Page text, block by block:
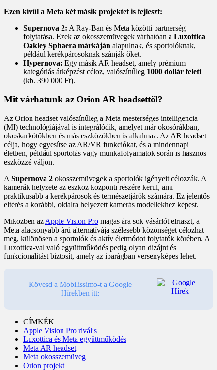
Ezen kívül a Meta két másik projektet is fejleszt:
Supernova 2: A Ray-Ban és Meta közötti partnerség
folytatása. Ezek az okosszemüvegek várhatóan a Luxottica
Oakley Sphaera márkáján alapulnak, és sportolóknak,
például kerékpárosoknak szánják őket.
Hypernova: Egy másik AR headset, amely prémium
kategóriás árképzést céloz, valószínűleg 1000 dollár felett
(kb. 390 000 Ft).
Mit várhatunk az Orion AR headsettől?
Az Orion headset valószínűleg a Meta mesterséges intelligencia
(MI) technológiájával is integrálódik, amelyet már okosórákban,
okoskarkötőkben és más eszközökben is alkalmaz. Az AR headset
célja, hogy egyesítse az AR/VR funkciókat, és a mindennapi
életben, például sportolás vagy munkafolyamatok során is hasznos
eszközzé váljon.
A Supernova 2 okosszemüvegek a sportolók igényeit célozzák. A
kamerák helyzete az eszköz központi részére kerül, ami
praktikusabb a kerékpárosok és természetjárók számára. Ez jelentős
eltérés a korábbi, oldalra helyezett kamerás modellekhez képest.
Miközben az Apple Vision Pro magas ára sok vásárlót elriaszt, a
Meta alacsonyabb árú alternatívája szélesebb közönséget célozhat
meg, különösen a sportolók és aktív életmódot folytatók körében. A
Luxottica-val való együttműködés pedig olyan dizájnt és
funkcionalitást biztosít, amely az iparágban versenyképes lehet.
Kövesd a Mobilissimo-t a Google
Hírekben itt:
CÍMKÉK
Apple Vision Pro rivális
Luxottica és Meta együttműködés
Meta AR headset
Meta okosszemüveg
Orion projekt